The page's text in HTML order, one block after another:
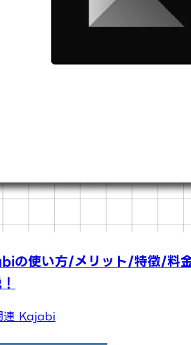
の使い方/メリット/特徴/料
Kajabi